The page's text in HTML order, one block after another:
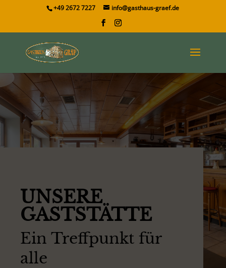
+49 2672 7227 info@gasthaus-graef.de
UNSERE
GASTSTÄTTE
Ein Treffpunkt für
alle